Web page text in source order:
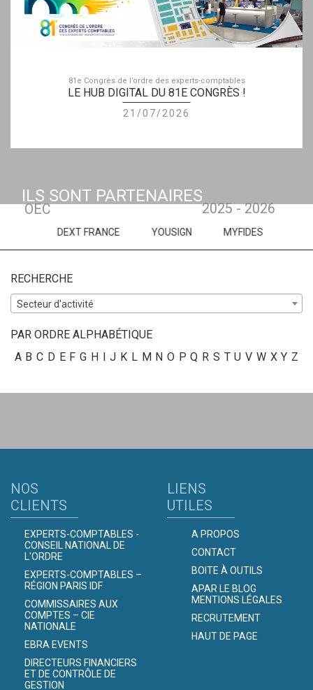
81e Congrès de l’ordre des experts-comptables
LE HUB DIGITAL DU 81E CONGRÈS !
21/07/2026
ILS SONT PARTENAIRES
OEC 2025 - 2026
FRANCE YOUSIGN MYFIDES LES ECHOS
RECHERCHE
Secteur d'activité
PAR ORDRE ALPHABÉTIQUE
A B C D E F G H I J K L M N O P Q R S T U V W X Y Z
NOS
CLIENTS
EXPERTS-COMPTABLES -
CONSEIL NATIONAL DE
L'ORDRE
EXPERTS-COMPTABLES –
RÉGION PARIS IDF
COMMISSAIRES AUX
COMPTES – CIE
NATIONALE
EBRA EVENTS
DIRECTEURS FINANCIERS
ET DE CONTRÔLE DE
GESTION
LIENS
UTILES
A PROPOS
CONTACT
BOITE À OUTILS
APAR LE BLOG
MENTIONS LÉGALES
RECRUTEMENT
HAUT DE PAGE